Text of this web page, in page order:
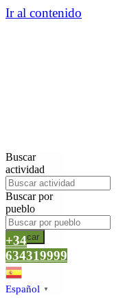
Ir al contenido
Buscar
actividad
Buscar por
pueblo
Buscar
+34
634319999
Español ▼